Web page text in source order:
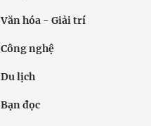
Văn hóa - Giải trí
Công nghệ
Du lịch
Bạn đọc